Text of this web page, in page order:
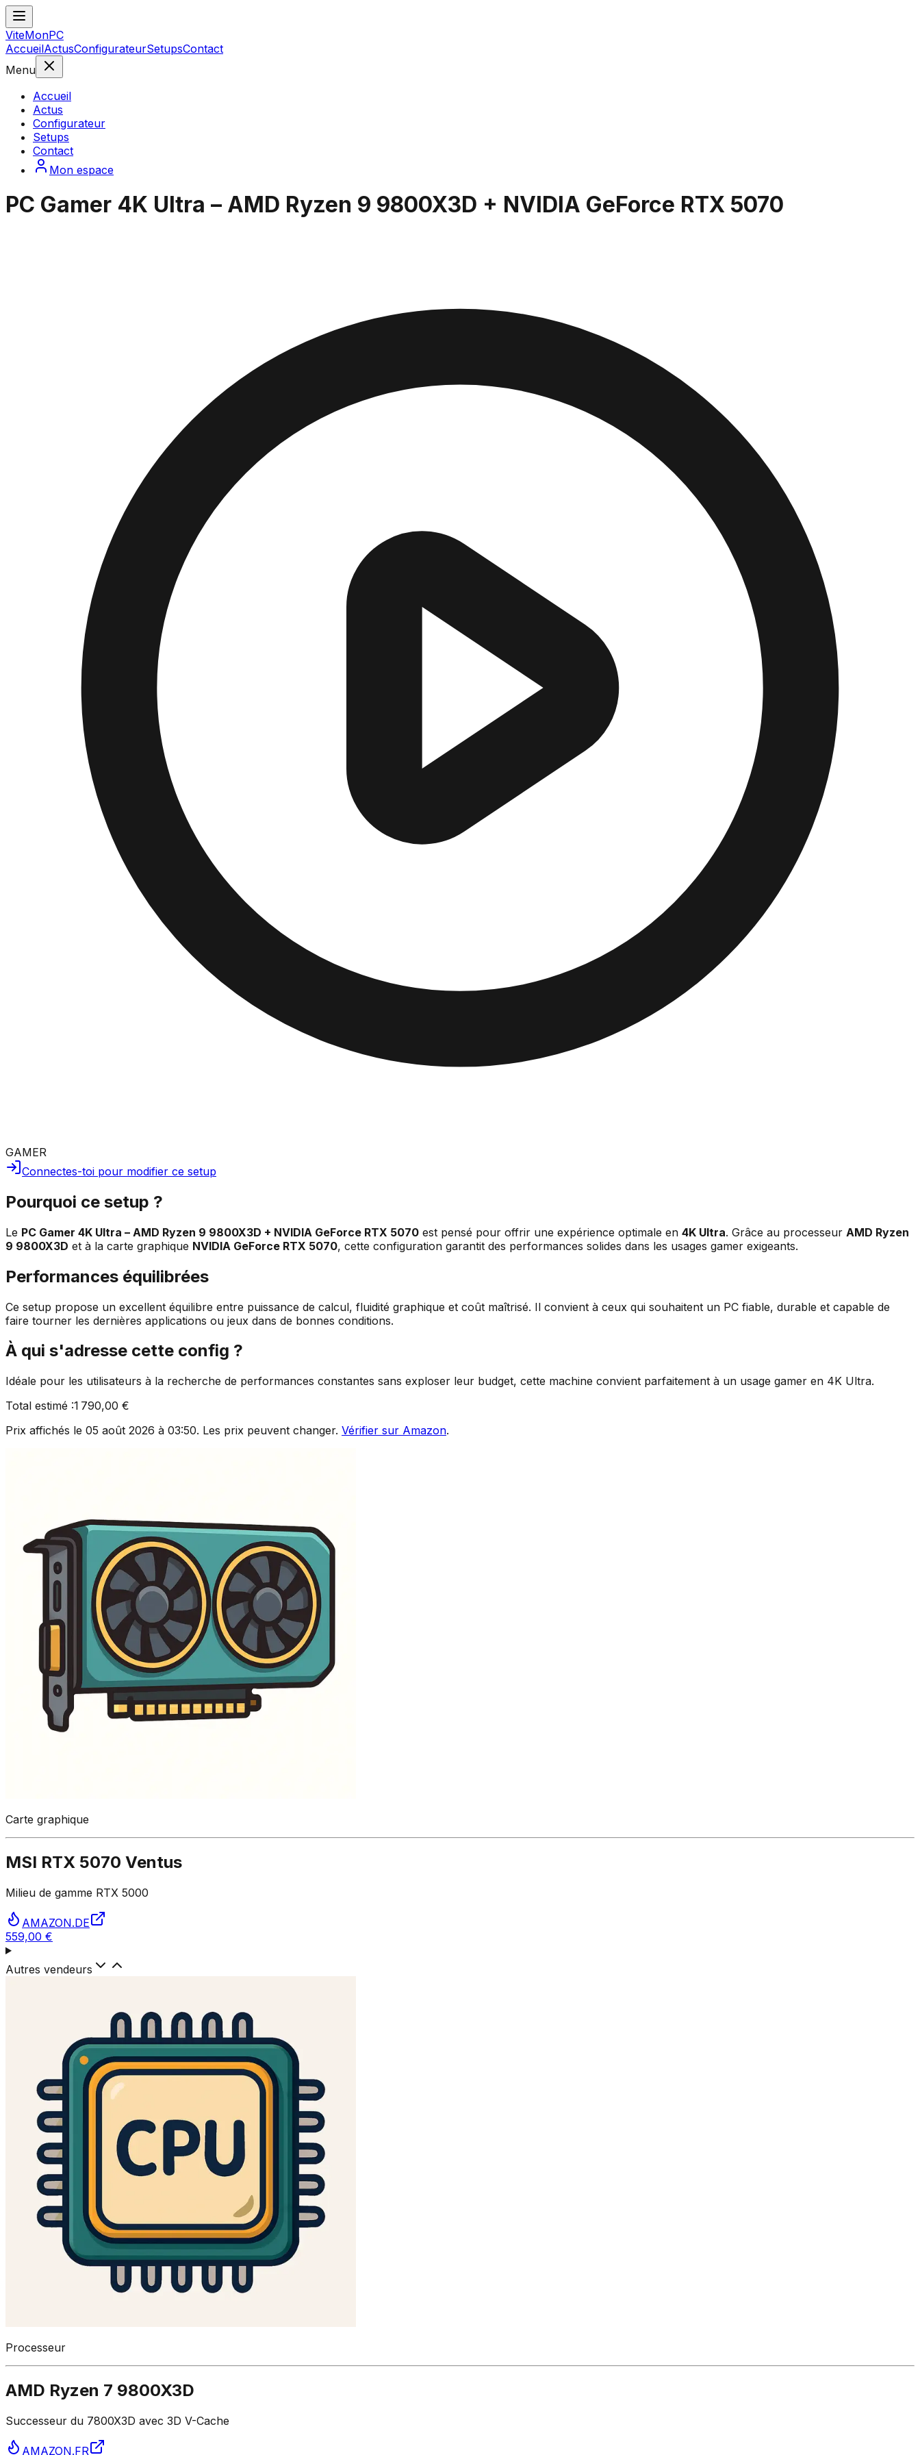
ViteMonPC
AccueilActusConfigurateurSetupsContact
Menu
Accueil
Actus
Configurateur
Setups
Contact
Mon espace
PC Gamer 4K Ultra – AMD Ryzen 9 9800X3D + NVIDIA GeForce RTX 5070
GAMER
Connectes-toi pour modifier ce setup
Pourquoi ce setup ?
Le PC Gamer 4K Ultra – AMD Ryzen 9 9800X3D + NVIDIA GeForce RTX 5070 est pensé pour offrir une expérience optimale en 4K Ultra. Grâce au processeur AMD Ryzen
9 9800X3D et à la carte graphique NVIDIA GeForce RTX 5070, cette configuration garantit des performances solides dans les usages gamer exigeants.
Performances équilibrées
Ce setup propose un excellent équilibre entre puissance de calcul, fluidité graphique et coût maîtrisé. Il convient à ceux qui souhaitent un PC fiable, durable et capable de
faire tourner les dernières applications ou jeux dans de bonnes conditions.
À qui s'adresse cette config ?
Idéale pour les utilisateurs à la recherche de performances constantes sans exploser leur budget, cette machine convient parfaitement à un usage gamer en 4K Ultra.
Total estimé :1 790,00 €
Prix affichés le 05 août 2026 à 03:50. Les prix peuvent changer. Vérifier sur Amazon.
Carte graphique
MSI RTX 5070 Ventus
Milieu de gamme RTX 5000
AMAZON.DE
559,00 €
Autres vendeurs
Processeur
AMD Ryzen 7 9800X3D
Successeur du 7800X3D avec 3D V-Cache
AMAZON.FR